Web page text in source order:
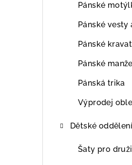
Pánské
Pánské vesty
Pánské
Pánské
Pánská trika
Výprodej
Dětské oddělení
Šaty pro